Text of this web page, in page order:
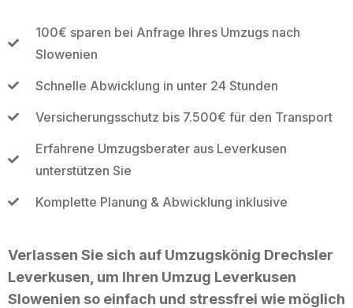
100€ sparen bei Anfrage Ihres Umzugs nach
Slowenien
Schnelle Abwicklung in unter 24 Stunden
Versicherungsschutz bis 7.500€ für den Transport
Erfahrene Umzugsberater aus Leverkusen
unterstützen Sie
Komplette Planung & Abwicklung inklusive
Verlassen Sie sich auf Umzugskönig Drechsler
Leverkusen, um Ihren Umzug Leverkusen
Slowenien so einfach und stressfrei wie möglich